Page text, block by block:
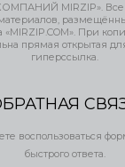
MIRZIP».
При
прямая открытая
гиперссылка.
воспользоваться
быстрого ответа.